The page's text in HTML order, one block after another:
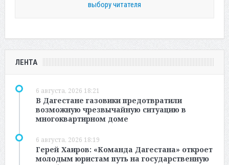
выбору читателя
ЛЕНТА
6 августа, 2026 18:21
В Дагестане газовики предотвратили
возможную чрезвычайную ситуацию в
многоквартирном доме
6 августа, 2026 18:19
Герей Хаиров: «Команда Дагестана» откроет
молодым юристам путь на государственную